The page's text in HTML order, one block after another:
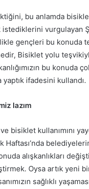
bu anlamda
vurgulayan
gençleri bu konuda
Bisiklet yolu
bu
ifadesini kullandı.
lazım
bisiklet kullanımını
Haftası’nda
alışkanlıkları
Oysa artık
sağlıklı